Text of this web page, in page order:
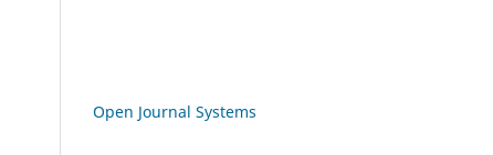
Open Journal Systems